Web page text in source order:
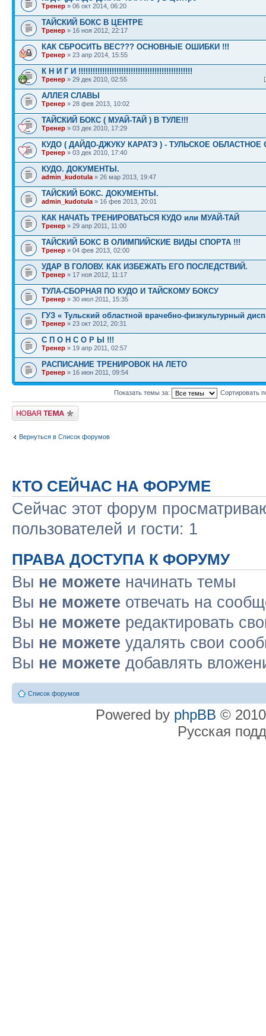
Тренер » 06 окт 2014, 06:20
ТАЙСКИЙ БОКС В ЦЕНТРЕ
Тренер » 16 ноя 2012, 22:17
КАК СБРОСИТЬ ВЕС??? ОСНОВНЫЕ ОШИБКИ !!!
Тренер » 23 апр 2014, 15:55
К Н И Г И !!!!!!!!!!!!!!!!!!!!!!!!!!!!!!!!!!!!!!!!!!!!!!!!
Тренер » 29 дек 2010, 02:55
АЛЛЕЯ СЛАВЫ
Тренер » 28 фев 2013, 10:02
ТАЙСКИЙ БОКС ( МУАЙ-ТАЙ ) В ТУЛЕ!!!
Тренер » 03 дек 2010, 17:29
КУДО ( ДАЙДО-ДЖУКУ КАРАТЭ ) - ТУЛЬСКОЕ ОБЛАСТНОЕ
Тренер » 03 дек 2010, 17:40
КУДО. ДОКУМЕНТЫ.
admin_kudotula » 26 мар 2013, 19:47
ТАЙСКИЙ БОКС. ДОКУМЕНТЫ.
admin_kudotula » 16 фев 2013, 20:01
КАК НАЧАТЬ ТРЕНИРОВАТЬСЯ КУДО или МУАЙ-ТАЙ
Тренер » 29 апр 2011, 11:00
ТАЙСКИЙ БОКС В ОЛИМПИЙСКИЕ ВИДЫ СПОРТА !!!
Тренер » 04 фев 2013, 02:00
УДАР В ГОЛОВУ. КАК ИЗБЕЖАТЬ ЕГО ПОСЛЕДСТВИЙ.
Тренер » 17 ноя 2012, 11:17
ТУЛА-СБОРНАЯ ПО КУДО И ТАЙСКОМУ БОКСУ
Тренер » 30 июл 2011, 15:35
ГУЗ « Тульский областной врачебно-физкультурный
Тренер » 23 окт 2012, 20:31
С П О Н С О Р Ы !!!
Тренер » 19 апр 2011, 02:57
РАСПИСАНИЕ ТРЕНИРОВОК НА ЛЕТО
Тренер » 16 июн 2011, 09:54
Показать темы за: Сортировать
Начать новую тему
Вернуться в Список форумов
КТО СЕЙЧАС НА ФОРУМЕ
Сейчас этот форум
пользователей и гости: 1
ПРАВА ДОСТУПА К ФОРУМУ
Вы не можете начинать темы
Вы не можете отвечать на
Вы не можете редактировать
Вы не можете удалять свои
Вы не можете добавлять
Список форумов
Powered by phpBB ©
Русская